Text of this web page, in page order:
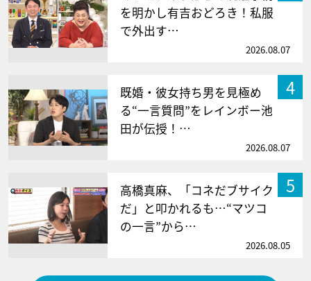
を明かし有吉おどろき！私服
で外出す…
2026.08.07
4
既婚・彼女持ち男を見極め
る“一言質問”をレインボー池
田が伝授！…
2026.08.07
5
高橋真麻、「コネだブサイク
だ」と叩かれるも…“マツコ
の一言”から…
2026.08.05